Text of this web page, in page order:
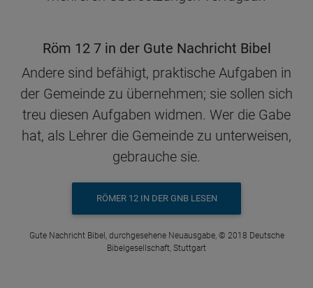
Röm 12 7 in der Gute Nachricht Bibel
Andere sind befähigt, praktische Aufgaben in
der Gemeinde zu übernehmen; sie sollen sich
treu diesen Aufgaben widmen. Wer die Gabe
hat, als Lehrer die Gemeinde zu unterweisen,
gebrauche sie.
RÖMER 12 IN DER GNB LESEN
Gute Nachricht Bibel, durchgesehene Neuausgabe, © 2018 Deutsche
Bibelgesellschaft, Stuttgart